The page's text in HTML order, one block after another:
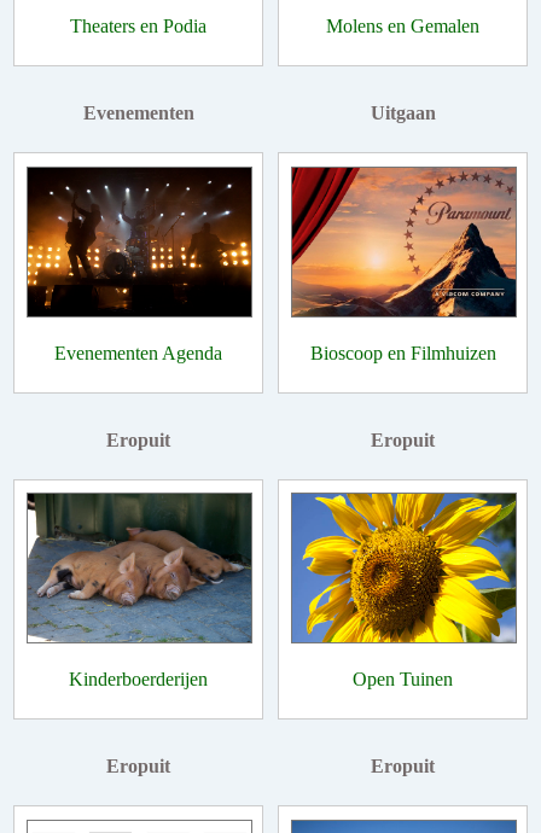
Theaters en Podia Molens en Gemalen
Evenementen
Evenementen Agenda
Uitgaan
Bioscoop en Filmhuizen
Eropuit
Kinderboerderijen
Eropuit
Open Tuinen
Eropuit Eropuit